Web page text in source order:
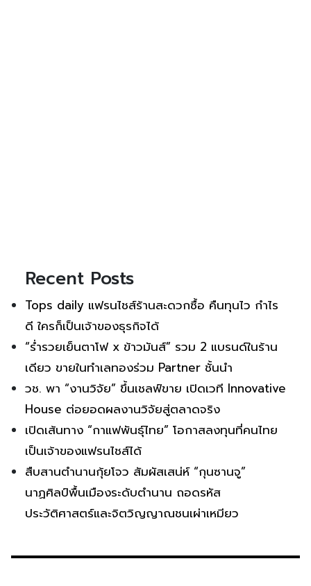
Recent Posts
Tops daily แฟรนไชส์ร้านสะดวกซื้อ คืนทุนไว กำไร
ดี ใครก็เป็นเจ้าของธุรกิจได้
“ร่ำรวยเย็นตาโฟ x ข้าวมันส์” รวม 2 แบรนด์ในร้าน
เดียว ขายในทำเลทองร่วม Partner ชั้นนำ
วช. พา “งานวิจัย” ขึ้นเชลฟ์ขาย เปิดเวที Innovative
House ต่อยอดผลงานวิจัยสู่ตลาดจริง
เปิดเส้นทาง “กาแฟพันธุ์ไทย” โอกาสลงทุนที่คนไทย
เป็นเจ้าของแฟรนไชส์ได้
สืบสานตำนานกุ้ยโจว สัมผัสเสน่ห์ “กุนซานจู”
นาฏศิลป์พื้นเมืองระดับตำนาน ถอดรหัส
ประวัติศาสตร์และจิตวิญญาณชนเผ่าเหมียว